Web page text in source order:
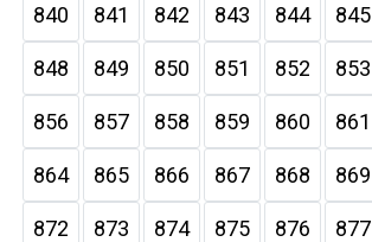
840 841 842 843 844 845
848 849 850 851 852 853
856 857 858 859 860 861
864 865 866 867 868 869
872 873 874 875 876 877